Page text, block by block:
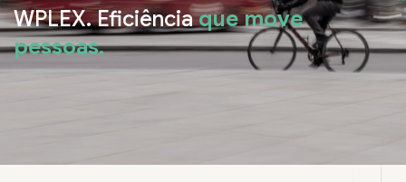
WPLEX. Eficiênciaque move
pessoas.